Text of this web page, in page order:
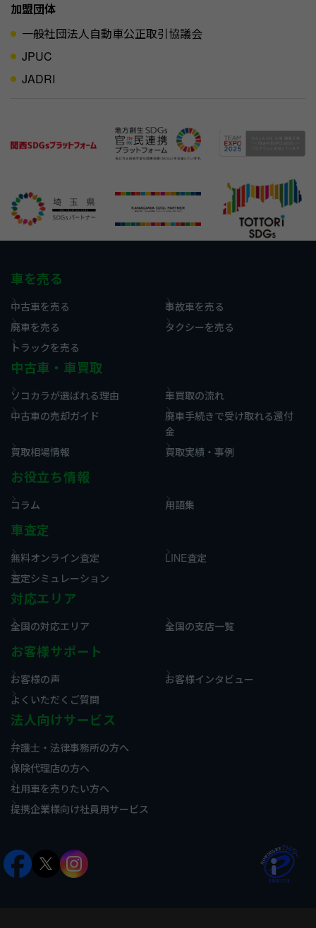
加盟団体
一般社団法人自動車公正取引協議会
JPUC
JADRI
車を売る
中古車を売る
事故車を売る
廃車を売る
タクシーを売る
トラックを売る
中古車・車買取
ソコカラが選ばれる理由
車買取の流れ
中古車の売却ガイド
廃車手続きで受け取れる還付
金
買取相場情報
買取実績・事例
お役立ち情報
コラム 用語集
車査定
無料オンライン査定
LINE査定
査定シミュレーション
対応エリア
全国の対応エリア 全国の支店一覧
お客様サポート
お客様の声
お客様インタビュー
よくいただくご質問
法人向けサービス
弁護士・法律事務所の方へ
保険代理店の方へ
社用車を売りたい方へ
提携企業様向け社員用サービス